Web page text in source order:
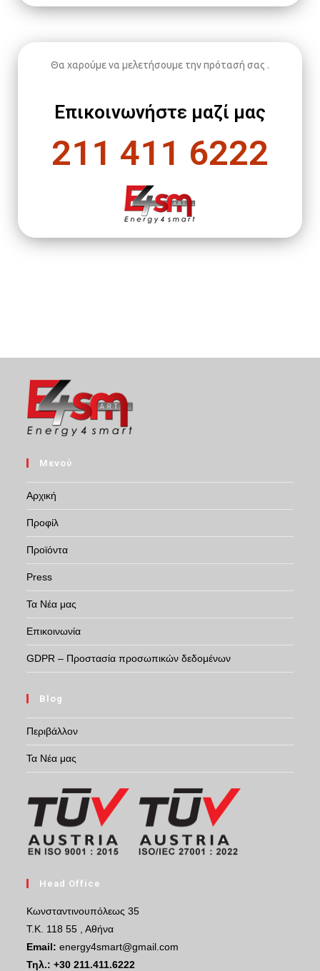
Θα χαρούμε να μελετήσουμε την πρότασή σας .
Επικοινωνήστε μαζί μας
211 411 6222
Μενού
Αρχική
Προφίλ
Προϊόντα
Press
Τα Νέα μας
Επικοινωνία
GDPR – Προστασία προσωπικών δεδομένων
Blog
Περιβάλλον
Τα Νέα μας
Head Office
Κωνσταντινουπόλεως 35
Τ.Κ. 118 55 , Αθήνα
Email: energy4smart@gmail.com
Τηλ.: +30 211.411.6222